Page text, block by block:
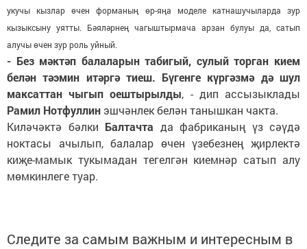
укучы кызлар өчен форманың өр-яңа моделе катнашучыларда зур
кызыксыну уятты. Бәяләрнең чагыштырмача арзан булуы да, сатып
алучы өчен зур роль уйный.
- Без мәктәп балаларын табигый, сулый торган кием
белән тәэмин итәргә тиеш. Бүгенге күргәзмә дә шул
максаттан чыгып оештырылды, - дип ассызыклады
Рамил Нотфуллин эшчәнлек белән танышкан чакта.
Киләчәктә бәлки Балтачта да фабриканың үз сәүдә
ноктасы ачылып, балалар өчен үзебезнең җирлектә
киҗе-мамык тукымадан тегелгән киемнәр сатып алу
мөмкинлеге туар.
Следите за самым важным и интересным в